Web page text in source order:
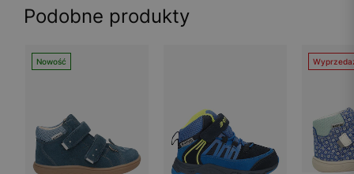
Podobne produkty
Nowość